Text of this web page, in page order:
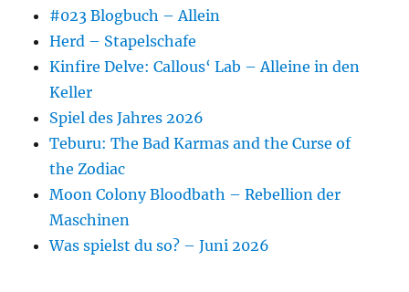
#023 Blogbuch – Allein
Herd – Stapelschafe
Kinfire Delve: Callous‘ Lab – Alleine in den
Keller
Spiel des Jahres 2026
Teburu: The Bad Karmas and the Curse of
the Zodiac
Moon Colony Bloodbath – Rebellion der
Maschinen
Was spielst du so? – Juni 2026